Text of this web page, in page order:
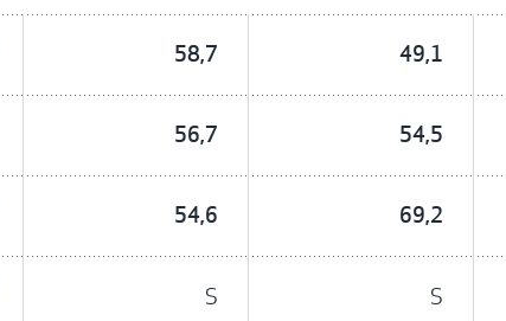
58,7 49,1
56,7 54,5
54,6 69,2
S S